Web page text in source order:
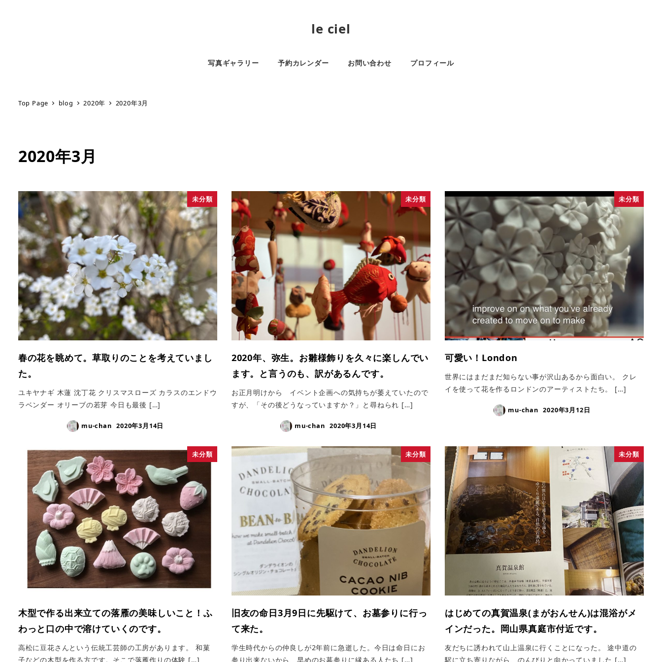
le ciel
写真ギャラリー 予約カレンダー お問い合わせ プロフィール
Top Page blog 2020年 2020年3月
2020年3月
未分類
春の花を眺めて。草取りのことを考えていまし
た。
ユキヤナギ 木蓮 沈丁花 クリスマスローズ カラスのエンドウ
ラベンダー オリーブの若芽 今日も最後 […]
mu-chan 2020年3月14日
未分類
2020年、弥生。お雛様飾りを久々に楽しんでい
ます。と言うのも、訳があるんです。
お正月明けから イベント企画への気持ちが萎えていたので
すが、「その後どうなっていますか？」と尋ねられ […]
mu-chan 2020年3月14日
未分類
可愛い！London
世界にはまだまだ知らない事が沢山あるから面白い。 クレ
イを使って花を作るロンドンのアーティストたち。 […]
mu-chan 2020年3月12日
未分類
木型で作る出来立ての落雁の美味しいこと！ふ
わっと口の中で溶けていくのです。
高松に豆花さんという伝統工芸師の工房があります。 和菓
子などの木型を作る方です。そこで落雁作りの体験 […]
未分類
旧友の命日3月9日に先駆けて、お墓参りに行っ
て来た。
学生時代からの仲良しが2年前に急逝した。今日は命日にお
参り出来ないから、早めのお墓参りに縁ある人たち […]
未分類
はじめての真賀温泉(まがおんせん)は混浴がメ
インだった。岡山県真庭市付近です。
友だちに誘われて山上温泉に行くことになった。 途中道の
駅に立ち寄りながら、のんびりと向かっていました […]